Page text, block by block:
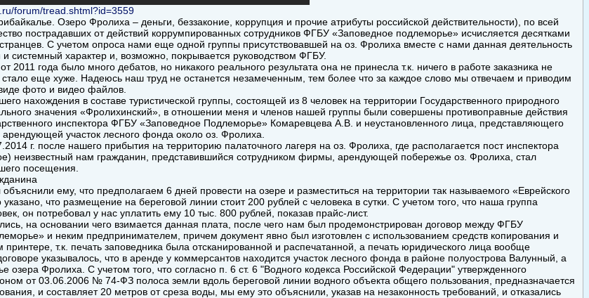
forum/tread.shtml?id=3559
Озеро Фролиха – деньги, беззаконие, коррупция и прочие атрибуты российской действительности), по всей
пострадавших от действий коррумпированных сотрудников ФГБУ «Заповедное подлеморье» исчисляется десятками
С учетом опроса нами еще одной группы присутствовавшей на оз. Фролиха вместе с нами данная деятельность
и системный характер и, возможно, покрывается руководством ФГБУ.
2011 года было много дебатов, но никакого реального результата она не принесла т.к. ничего в работе заказника не
еще хуже. Надеюсь наш труд не останется незамеченным, тем более что за каждое слово мы отвечаем и приводим
фото и видео файлов.
нахождения в составе туристической группы, состоящей из 8 человек на территории Государственного природного
значения «Фролихинский», в отношении меня и членов нашей группы были совершены противоправные действия
инспектора ФГБУ «Заповедное Подлеморье» Комаревцева А.В. и неустановленного лица, представляющего
участок лесного фонда около оз. Фролиха.
г. после нашего прибытия на территорию палаточного лагеря на оз. Фролиха, где располагается пост инспектора
неизвестный нам гражданин, представившийся сотрудником фирмы, арендующей побережье оз. Фролиха, стал
посещения.
ему, что предполагаем 6 дней провести на озере и разместиться на территории так называемого «Еврейского
что размещение на береговой линии стоит 200 рублей с человека в сутки. С учетом того, что наша группа
он потребовал у нас уплатить ему 10 тыс. 800 рублей, показав прайс-лист.
на основании чего взимается данная плата, после чего нам был продемонстрирован договор между ФГБУ
и неким предпринимателем, причем документ явно был изготовлен с использованием средств копирования и
принтере, т.к. печать заповедника была отсканированной и распечатанной, а печать юридического лица вообще
указывалось, что в аренде у коммерсантов находится участок лесного фонда в районе полуострова Валунный, а
озера Фролиха. С учетом того, что согласно п. 6 ст. 6 "Водного кодекса Российской Федерации" утвержденного
от 03.06.2006 № 74-ФЗ полоса земли вдоль береговой линии водного объекта общего пользования, предназначается
и составляет 20 метров от среза воды, мы ему это объяснили, указав на незаконность требований, и отказались